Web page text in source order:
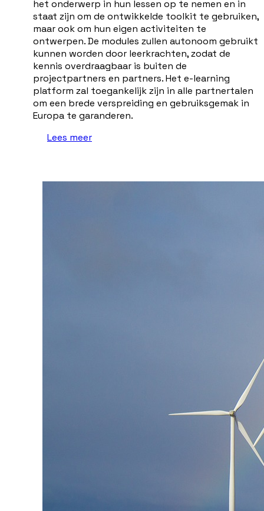
het onderwerp in hun lessen op te nemen en in
staat zijn om de ontwikkelde toolkit te gebruiken,
maar ook om hun eigen activiteiten te
ontwerpen. De modules zullen autonoom gebruikt
kunnen worden door leerkrachten, zodat de
kennis overdraagbaar is buiten de
projectpartners en partners. Het e-learning
platform zal toegankelijk zijn in alle partnertalen
om een brede verspreiding en gebruiksgemak in
Europa te garanderen.
Lees meer